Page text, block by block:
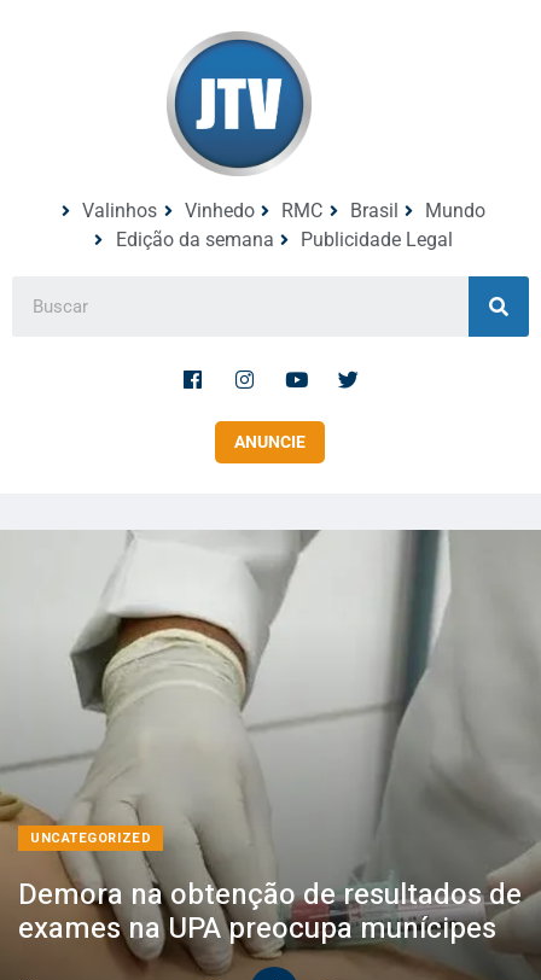
Valinhos Vinhedo RMC Brasil
Mundo
Edição da semana
Publicidade Legal
ANUNCIE
UNCATEGORIZED
Demora na obtenção de resultados de
exames na UPA preocupa munícipes